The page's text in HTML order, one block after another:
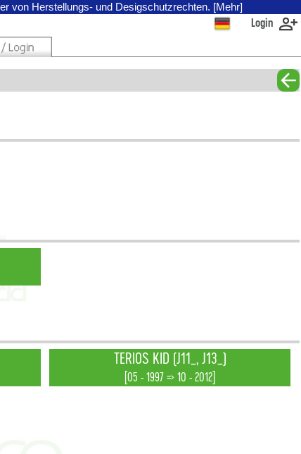
von Herstellungs- und Desigschutzrechten. [Mehr]
Login
TERIOS KID (J11_, J13_)
[05 - 1997 => 10 - 2012]